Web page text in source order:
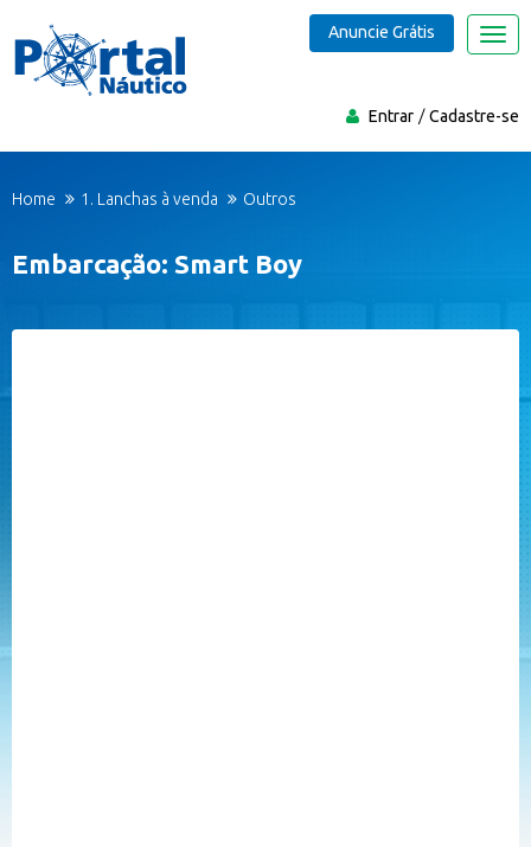
Entrar Cadastre-se
Anuncie Grátis
Home 1. Lanchas à venda Outros
Embarcação: Smart Boy